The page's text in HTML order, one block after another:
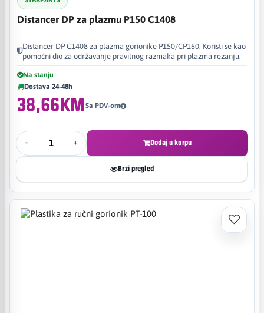
Distancer DP za plazmu P150 C1408
Distancer DP C1408 za plazma gorionike P150/CP160. Koristi se kao
pomoćni dio za održavanje pravilnog razmaka pri plazma rezanju.
Na stanju
Dostava 24-48h
38,66KMSa PDV-om
- + Dodaj u korpu
Brzi pregled